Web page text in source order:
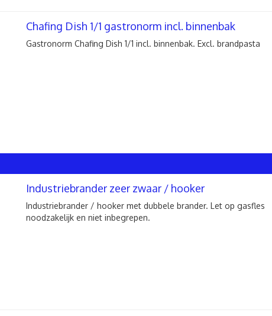
Chafing Dish 1/1 gastronorm incl. binnenbak
Gastronorm Chafing Dish 1/1 incl. binnenbak. Excl. brandpasta
Industriebrander zeer zwaar / hooker
Industriebrander / hooker met dubbele brander. Let op gasfles
noodzakelijk en niet inbegrepen.